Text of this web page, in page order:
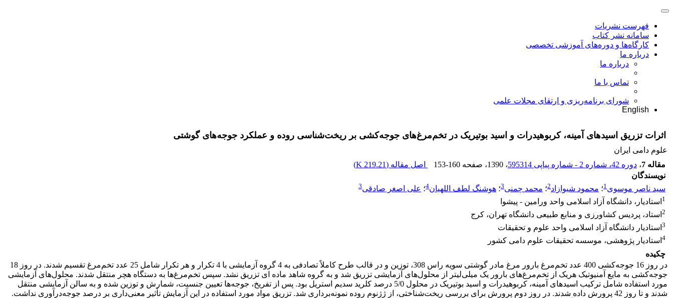
فهرست نشریات
سامانه نشر کتاب
کارگاه‌ها و دوره‌های آموزشی تخصصی
درباره ما
درباره ما
تماس با ما
شورای برنامه‌ریزی و ارتقای مجلات علمی
English
اثرات تزریق اسیدهای آمینه، کربوهیدرات و اسید بوتیریک در تخم‌مرغ‌های جوجه‌کشی بر ریخت‌شناسی روده و عملکرد جوجه‌های گوشتی
علوم دامی ایران
مقاله 7
، دوره 42، شماره 2 - شماره پیاپی 595314 ، 1390 ، صفحه 153-160 اصل مقاله (219.21 K
)
نویسندگان
سید ناصر موسوی1؛ محمود شیوازاد2؛ محمد چمنی3؛ هوشنگ لطف اللهیان4؛ علی اصغر صادقی3
1 استادیار، دانشگاه آزاد اسلامی واحد ورامین - پیشوا
2 استاد، پردیس کشاورزی و منابع طبیعی دانشگاه تهران، کرج
3 استادیار دانشگاه آزاد اسلامی واحد علوم و تحقیقات
4 استادیار پژوهشی، موسسه تحقیقات علوم دامی کشور
چکیده
در روز 16 جوجه‌کشی 400 عدد تخم‌مرغ بارور مرغ مادر گوشتی سویه راس 308، توزین و در قالب طرح کاملاً تصادفی به 4 گروه آزمایشی با 4 تکرار و هر تکرار شامل 25 عدد تخم‌مرغ تقسیم شدند. در روز 18
جوجه‌کشی به مایع آمنیوتیک هریک از تخم‌مرغ‌های بارور یک میلی‌لیتر از محلول‌های آزمایشی تزریق شد و به گروه شاهد ماده ای تزریق نشد. سپس تخم‌مرغ‌ها به دستگاه هچر منتقل شدند. محلول‌های آزمایشی
مورد استفاده شامل ترکیب اسیدهای آمینه، کربوهیدرات و اسید بوتیریک در محلول 5/0 درصد کلرید سدیم استریل بود. پس از تفریخ، جوجه‌ها تعیین جنسیت، شمارش و توزین شده و به سالن آزمایشی منتقل
شدند و تا روز 42 پرورش داده شدند. در روز دوم پرورش برای بررسی ریخت‌شناختی، از ژژنوم روده نمونه‌برداری شد. تزریق مواد مورد استفاده در این آزمایش تأثیر معنی‌داری بر درصد جوجه‌درآوری نداشت.